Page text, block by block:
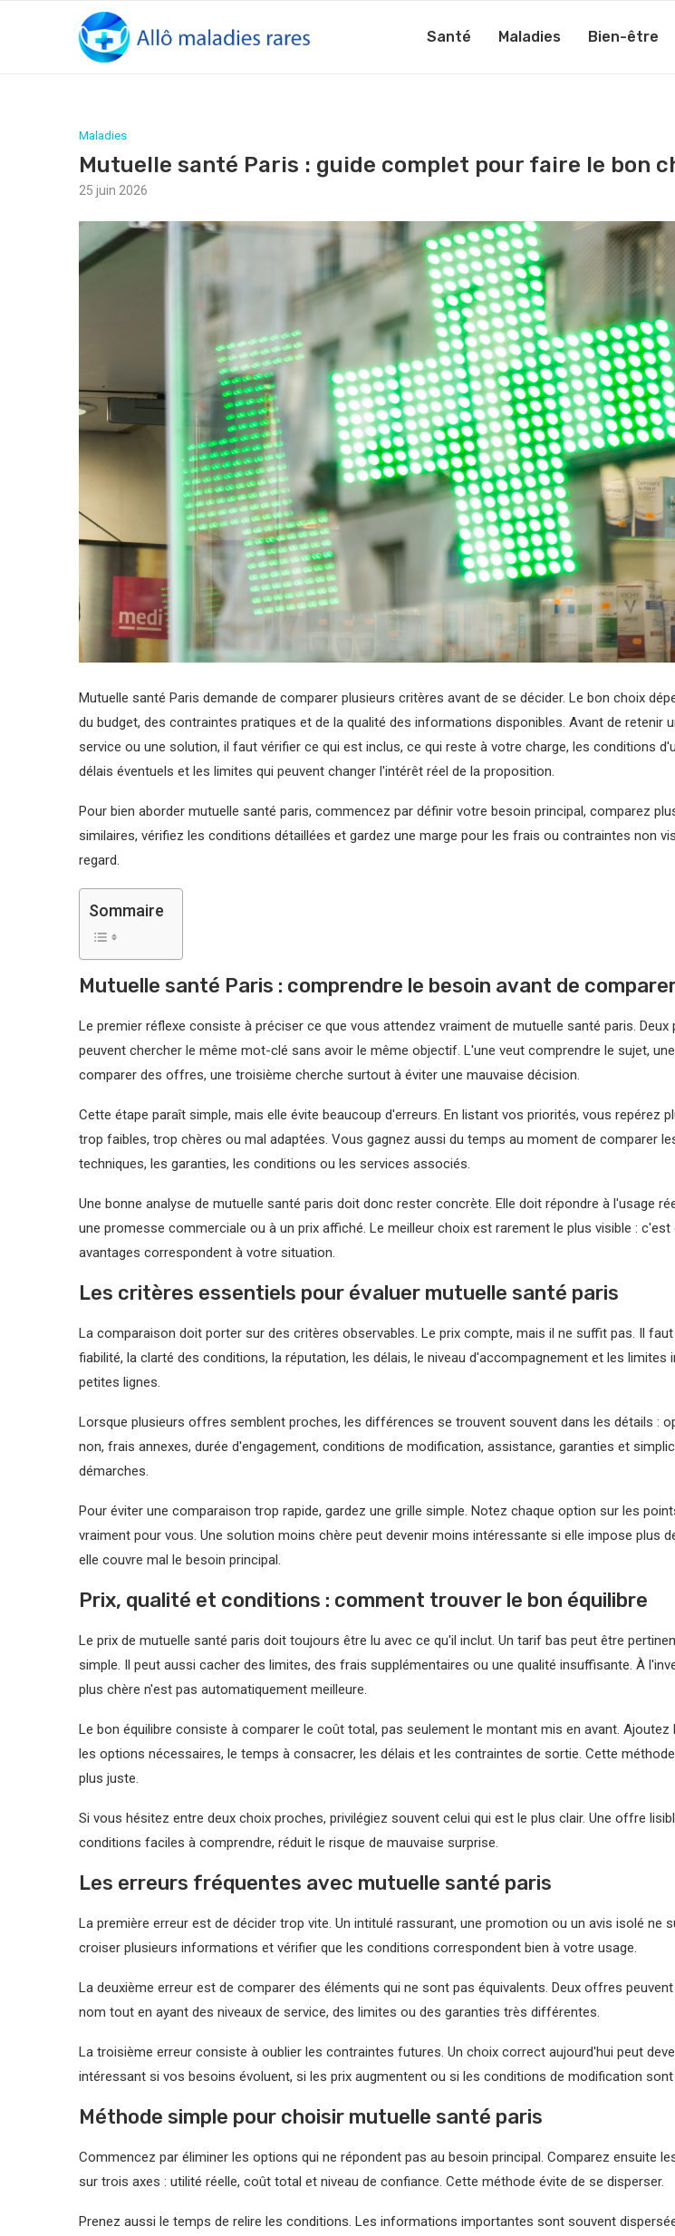
Santé Maladies Bien-être
Maladies
Mutuelle santé Paris : guide complet pour faire le bon
25 juin 2026
Mutuelle santé Paris demande de comparer plusieurs critères avant de se décider. Le bon choix
du budget, des contraintes pratiques et de la qualité des informations disponibles. Avant de retenir
service ou une solution, il faut vérifier ce qui est inclus, ce qui reste à votre charge, les conditions
délais éventuels et les limites qui peuvent changer l'intérêt réel de la proposition.
Pour bien aborder mutuelle santé paris, commencez par définir votre besoin principal, comparez
similaires, vérifiez les conditions détaillées et gardez une marge pour les frais ou contraintes non
regard.
Sommaire
Mutuelle santé Paris : comprendre le besoin avant de
Le premier réflexe consiste à préciser ce que vous attendez vraiment de mutuelle santé paris. Deux
peuvent chercher le même mot-clé sans avoir le même objectif. L'une veut comprendre le sujet,
comparer des offres, une troisième cherche surtout à éviter une mauvaise décision.
Cette étape paraît simple, mais elle évite beaucoup d'erreurs. En listant vos priorités, vous repérez
trop faibles, trop chères ou mal adaptées. Vous gagnez aussi du temps au moment de comparer
techniques, les garanties, les conditions ou les services associés.
Une bonne analyse de mutuelle santé paris doit donc rester concrète. Elle doit répondre à l'usage
une promesse commerciale ou à un prix affiché. Le meilleur choix est rarement le plus visible : c'est
avantages correspondent à votre situation.
Les critères essentiels pour évaluer mutuelle santé paris
La comparaison doit porter sur des critères observables. Le prix compte, mais il ne suffit pas. Il
fiabilité, la clarté des conditions, la réputation, les délais, le niveau d'accompagnement et les limites
petites lignes.
Lorsque plusieurs offres semblent proches, les différences se trouvent souvent dans les détails :
non, frais annexes, durée d'engagement, conditions de modification, assistance, garanties et
démarches.
Pour éviter une comparaison trop rapide, gardez une grille simple. Notez chaque option sur les
vraiment pour vous. Une solution moins chère peut devenir moins intéressante si elle impose plus
elle couvre mal le besoin principal.
Prix, qualité et conditions : comment trouver le bon équilibre
Le prix de mutuelle santé paris doit toujours être lu avec ce qu'il inclut. Un tarif bas peut être
simple. Il peut aussi cacher des limites, des frais supplémentaires ou une qualité insuffisante. À
plus chère n'est pas automatiquement meilleure.
Le bon équilibre consiste à comparer le coût total, pas seulement le montant mis en avant. Ajoutez
les options nécessaires, le temps à consacrer, les délais et les contraintes de sortie. Cette
plus juste.
Si vous hésitez entre deux choix proches, privilégiez souvent celui qui est le plus clair. Une offre
conditions faciles à comprendre, réduit le risque de mauvaise surprise.
Les erreurs fréquentes avec mutuelle santé paris
La première erreur est de décider trop vite. Un intitulé rassurant, une promotion ou un avis isolé ne
croiser plusieurs informations et vérifier que les conditions correspondent bien à votre usage.
La deuxième erreur est de comparer des éléments qui ne sont pas équivalents. Deux offres
nom tout en ayant des niveaux de service, des limites ou des garanties très différentes.
La troisième erreur consiste à oublier les contraintes futures. Un choix correct aujourd'hui peut
intéressant si vos besoins évoluent, si les prix augmentent ou si les conditions de modification
Méthode simple pour choisir mutuelle santé paris
Commencez par éliminer les options qui ne répondent pas au besoin principal. Comparez ensuite
sur trois axes : utilité réelle, coût total et niveau de confiance. Cette méthode évite de se disperser.
Prenez aussi le temps de relire les conditions. Les informations importantes sont souvent